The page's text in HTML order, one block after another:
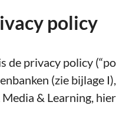
policy
de privacy policy
(zie bijlage
Media & Learning,